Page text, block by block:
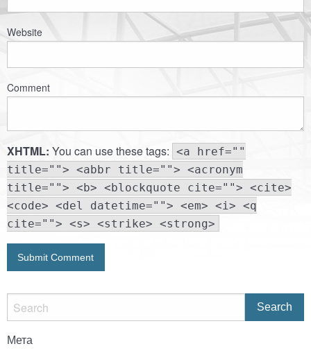
Website
Comment
XHTML: You can use these tags: <a href=""
title=""> <abbr title=""> <acronym
title=""> <b> <blockquote cite=""> <cite>
<code> <del datetime=""> <em> <i> <q
cite=""> <s> <strike> <strong>
Мета